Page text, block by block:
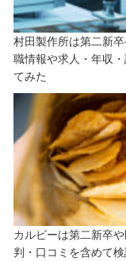
村田製作所は第二新
職情報や求人・年収
てみた
カルビーは第二新卒
判・口コミを含めて